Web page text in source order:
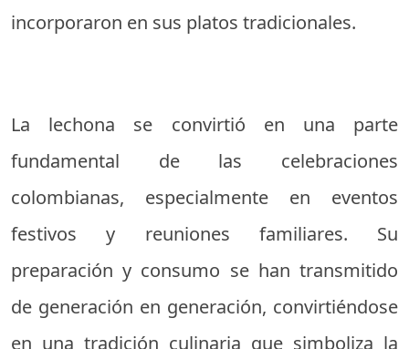
incorporaron en sus platos tradicionales.
La lechona se convirtió en una parte
fundamental de las celebraciones
colombianas, especialmente en eventos
festivos y reuniones familiares. Su
preparación y consumo se han transmitido
de generación en generación, convirtiéndose
en una tradición culinaria que simboliza la